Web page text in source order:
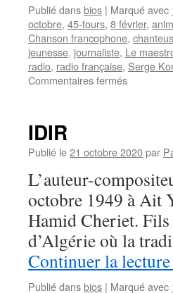
Publié dansbios | Marqué avec
octobre, 45-tours, 8 février,
Chanson francophone,
jeunesse, journaliste, Le
radio, radio française, Serge
Commentaires ferméssur
IDIR
Publié le21 octobre 2020par
L’auteur-
octobre 1949 à Ait
Hamid Cheriet. Fils
d’Algérie où la
Continuer la lecture
Publié dansbios | Marqué avec